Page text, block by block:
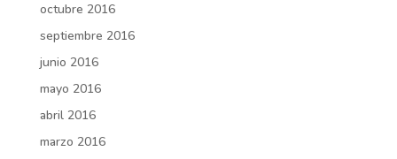
octubre 2016
septiembre 2016
junio 2016
mayo 2016
abril 2016
marzo 2016